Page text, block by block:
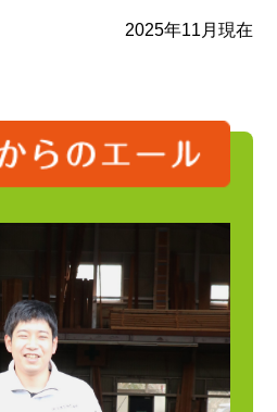
2025年11月現在